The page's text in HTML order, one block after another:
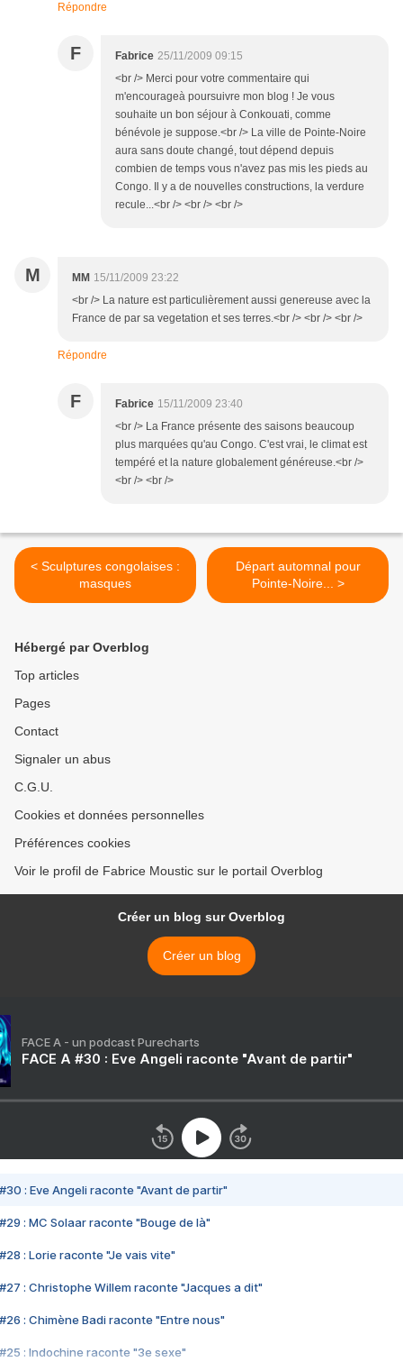
Répondre
F Fabrice 25/11/2009 09:15
<br /> Merci pour votre commentaire qui
m'encourageà poursuivre mon blog ! Je vous
souhaite un bon séjour à Conkouati, comme
bénévole je suppose.<br /> La ville de Pointe-Noire
aura sans doute changé, tout dépend depuis
combien de temps vous n'avez pas mis les pieds au
Congo. Il y a de nouvelles constructions, la verdure
recule...<br /> <br /> <br />
M MM 15/11/2009 23:22
<br /> La nature est particulièrement aussi genereuse avec la
France de par sa vegetation et ses terres.<br /> <br /> <br />
Répondre
F Fabrice 15/11/2009 23:40
<br /> La France présente des saisons beaucoup
plus marquées qu'au Congo. C'est vrai, le climat est
tempéré et la nature globalement généreuse.<br />
<br /> <br />
< Sculptures congolaises :
masques
Départ automnal pour
Pointe-Noire... >
Hébergé par Overblog
Top articles
Pages
Contact
Signaler un abus
C.G.U.
Cookies et données personnelles
Préférences cookies
Voir le profil de Fabrice Moustic sur le portail Overblog
Créer un blog sur Overblog
Créer un blog
FACE A - un podcast Purecharts
FACE A #30 : Eve Angeli raconte "Avant de partir"
#30 : Eve Angeli raconte "Avant de partir"
#29 : MC Solaar raconte "Bouge de là"
#28 : Lorie raconte "Je vais vite"
#27 : Christophe Willem raconte "Jacques a dit"
#26 : Chimène Badi raconte "Entre nous"
#25 : Indochine raconte "3e sexe"